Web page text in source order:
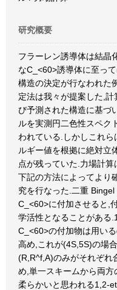
研究概要
フラーレン誘導体は結晶
なC_<60>誘導体に至っ
構造の決定が行なわれた
定法は我々が提案した,
び予測された構造に基づ
ルを実測円二色性スペク
われている.しかしこれ
ルギー値を根拠に絶対立
点が残っていた.力場計
下記の方法によってより
究を行なった.二重
C_<60>に付加させると,
学活性となることがある
C_<60>の付加物は用い
高め,これが(4S,5S)の場
(R,R^f,A)のみがそれぞれ
め,単一スキームから両
柔らかいと思われる1,2-